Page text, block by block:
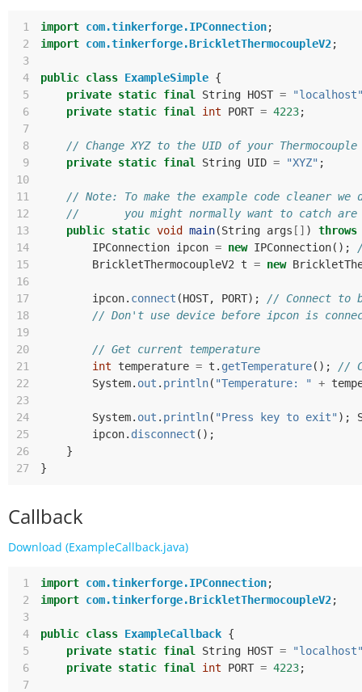
1 import com.tinkerforge.IPConnection;
2
import com.tinkerforge.BrickletThermocoupleV2;
3
4
public class ExampleSimple {
5
private static final String HOST =
6
private static final int PORT = 4223;
7
8
// Change XYZ to the UID of your
9
private static final String UID = "XYZ" ;
10
11
// Note: To make the example code cleaner
12
//       you might normally want to catch are
13
public static void main(String args [] )
throws
14
IPConnection ipcon = new IPConnection();
15
BrickletThermocoupleV2 t = new
16
17
ipcon. connect (HOST, PORT);
// Connect to
18
// Don't use device before ipcon is
19
20
// Get current temperature
21
int temperature = t . getTemperature();
//
22
System. out . println( "Temperature: " +
23
24
System. out . println( "Press key to exit" );
25
ipcon. disconnect ();
26
}
27
}
Callback
Download (ExampleCallback.java)
1 import com.tinkerforge.IPConnection;
2
import com.tinkerforge.BrickletThermocoupleV2;
3
4
public class ExampleCallback {
5
private static final String HOST =
6
private static final int PORT = 4223;
7